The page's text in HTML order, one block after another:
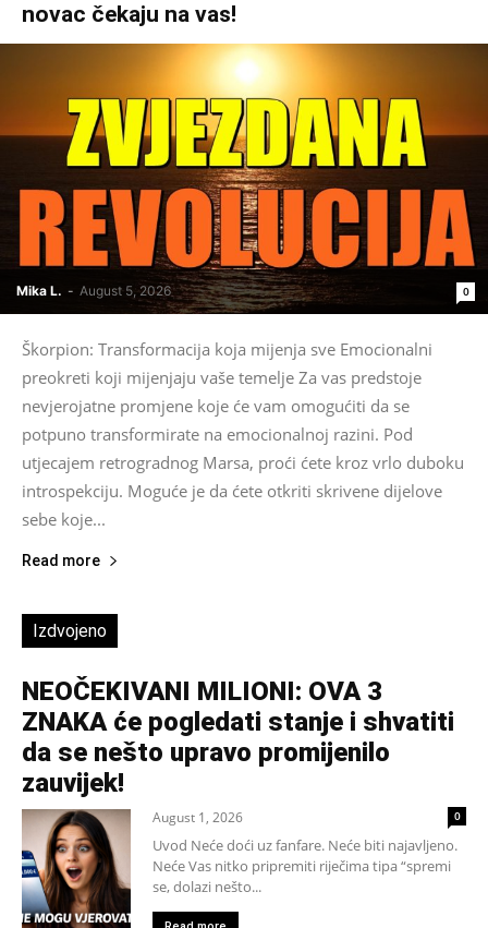
novac čekaju na vas!
Mika L. - August 5, 2026 0
Škorpion: Transformacija koja mijenja sve Emocionalni
preokreti koji mijenjaju vaše temelje Za vas predstoje
nevjerojatne promjene koje će vam omogućiti da se
potpuno transformirate na emocionalnoj razini. Pod
utjecajem retrogradnog Marsa, proći ćete kroz vrlo duboku
introspekciju. Moguće je da ćete otkriti skrivene dijelove
sebe koje...
Read more
Izdvojeno
NEOČEKIVANI MILIONI: OVA 3
ZNAKA će pogledati stanje i shvatiti
da se nešto upravo promijenilo
zauvijek!
August 1, 2026 0
Uvod Neće doći uz fanfare. Neće biti najavljeno.
Neće Vas nitko pripremiti riječima tipa “spremi
se, dolazi nešto...